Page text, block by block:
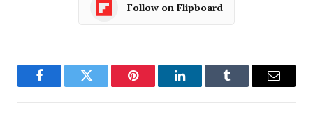
Follow on Flipboard
FacebookTwitter Pinterest LinkedInTumblr Email